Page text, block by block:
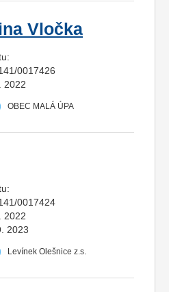
Vločka
0017426
2022
OBEC MALÁ ÚPA
0017424
2022
2023
Levínek Olešnice z.s.